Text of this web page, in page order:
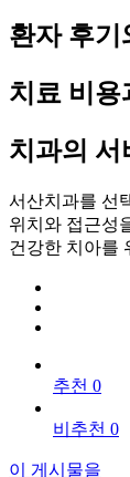
환자 후기
치료 비용
치과의 서
서산치과를 선
위치와 접근성
건강한 치아를
추천 0
비추천 0
이 게시물을